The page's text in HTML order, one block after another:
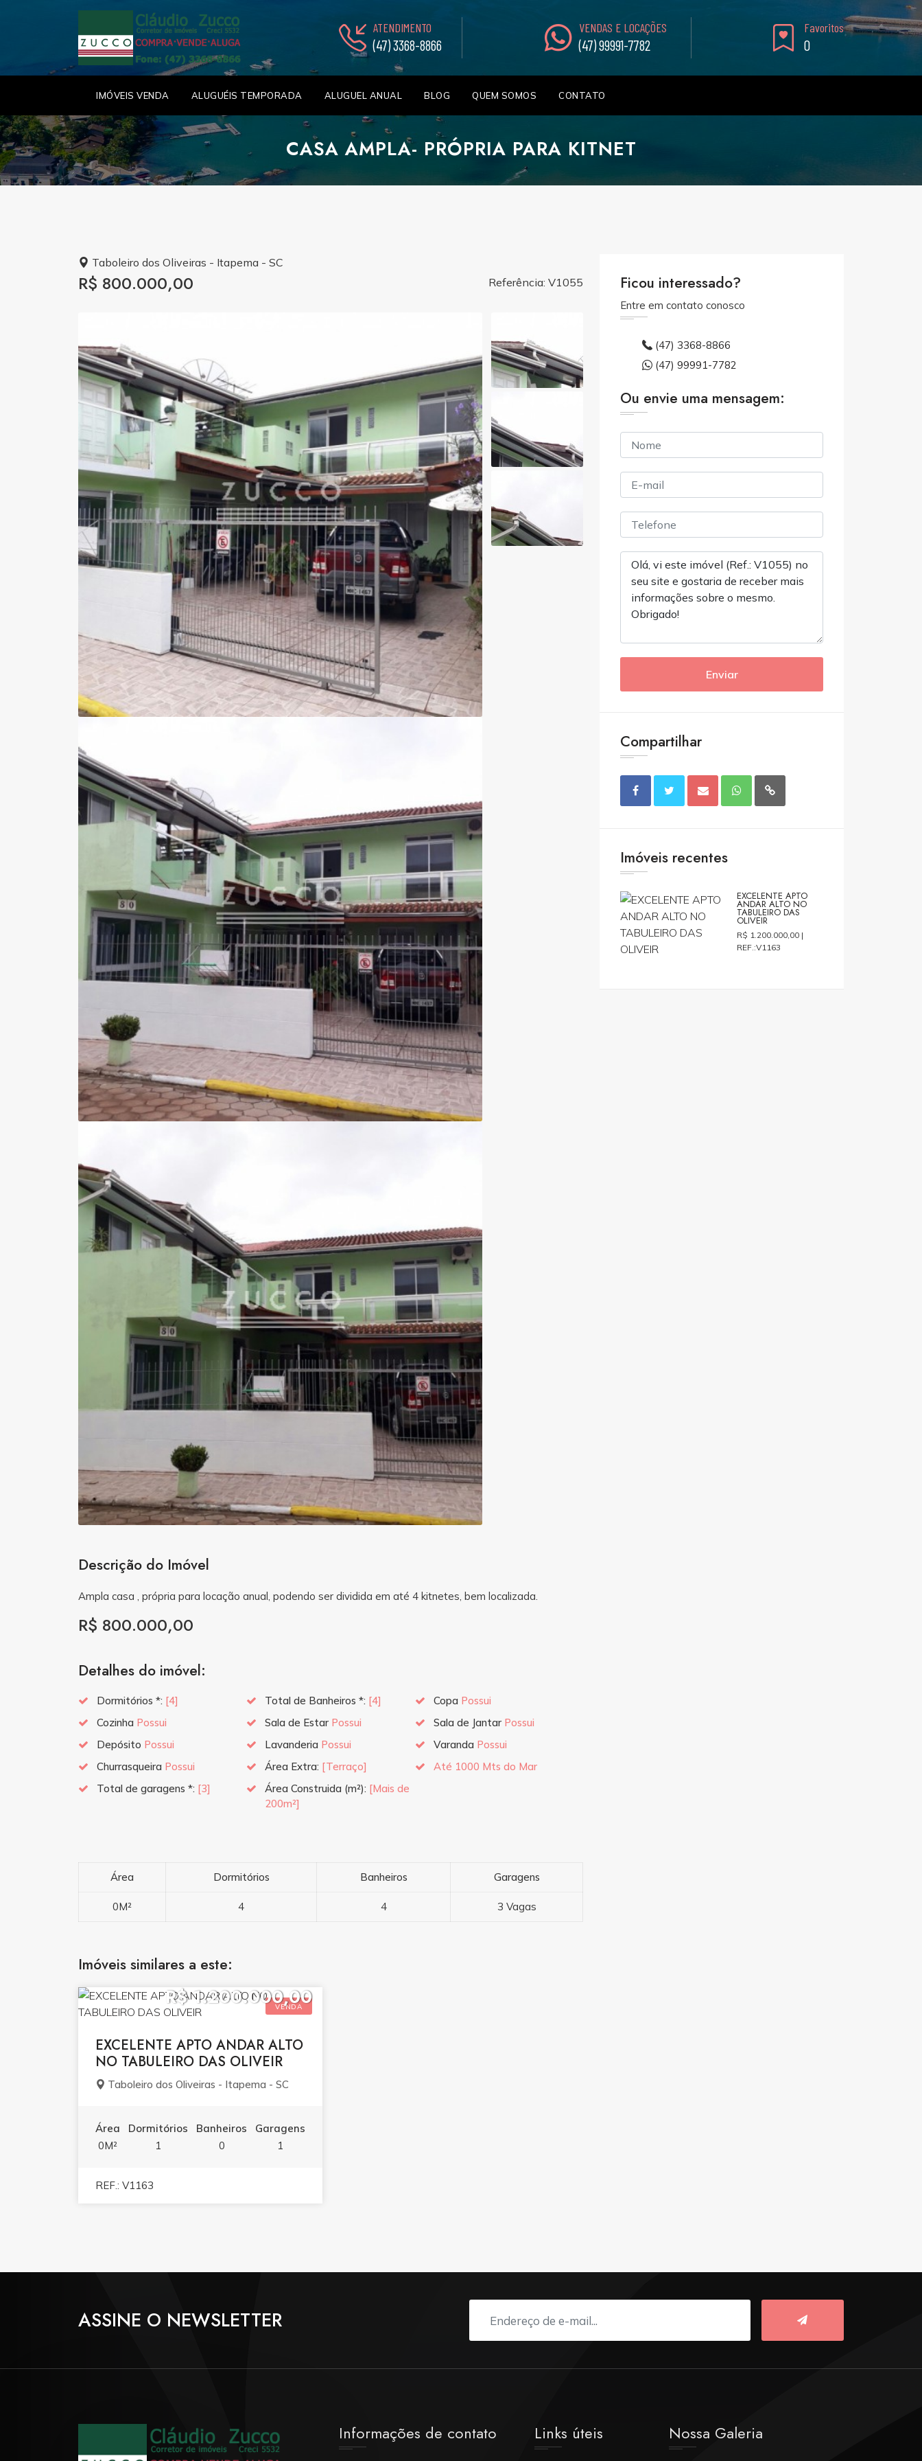
ATENDIMENTO
(47) 3368-8866
VENDAS E LOCAÇÕES
(47) 99991-7782
Favoritos
0
IMÓVEIS VENDA ALUGUÉIS TEMPORADA ALUGUEL ANUAL BLOG QUEM SOMOS CONTATO
CASA AMPLA- PRÓPRIA PARA KITNET
Taboleiro dos Oliveiras - Itapema - SC
R$ 800.000,00 Referência: V1055
Descrição do Imóvel
Ampla casa , própria para locação anual, podendo ser dividida em até 4 kitnetes, bem localizada.
R$ 800.000,00
Detalhes do imóvel:
Dormitórios *: [4] Total de Banheiros *: [4] Copa Possui
Cozinha Possui Sala de Estar Possui Sala de Jantar Possui
Depósito Possui Lavanderia Possui Varanda Possui
Churrasqueira Possui Área Extra: [Terraço]
Até 1000 Mts do Mar
Total de garagens *: [3] Área Construida (m²): [Mais de
200m²]
Área Dormitórios Banheiros Garagens
0M² 4 4 3 Vagas
Imóveis similares a este:
VENDA
R$ 1.200.000,00
EXCELENTE APTO ANDAR ALTO
NO TABULEIRO DAS OLIVEIR
Taboleiro dos Oliveiras - Itapema - SC
Área
0M²
Dormitórios
1
Banheiros
0
Garagens
1
REF.: V1163
Ficou interessado?
Entre em contato conosco
(47) 3368-8866
(47) 99991-7782
Ou envie uma mensagem:
Enviar
Compartilhar
Imóveis recentes
EXCELENTE APTO
ANDAR ALTO NO
TABULEIRO DAS
OLIVEIR
R$ 1.200.000,00 |
REF.:V1163
ASSINE O NEWSLETTER
Informações de contato Links úteis Nossa Galeria